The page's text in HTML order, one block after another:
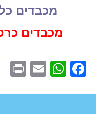
מכבדים
מכבדים
Facebook
Email